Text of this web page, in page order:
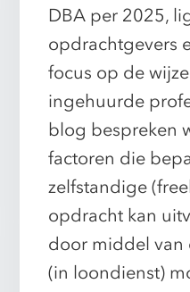
DBA per 2025,
opdrachtgevers
focus op de
ingehuurde
blog bespreken
factoren die
zelfstandige
opdracht kan
door middel van
(in loondienst)